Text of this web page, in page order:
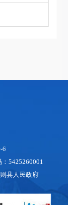
6
5425260001
县人民政府